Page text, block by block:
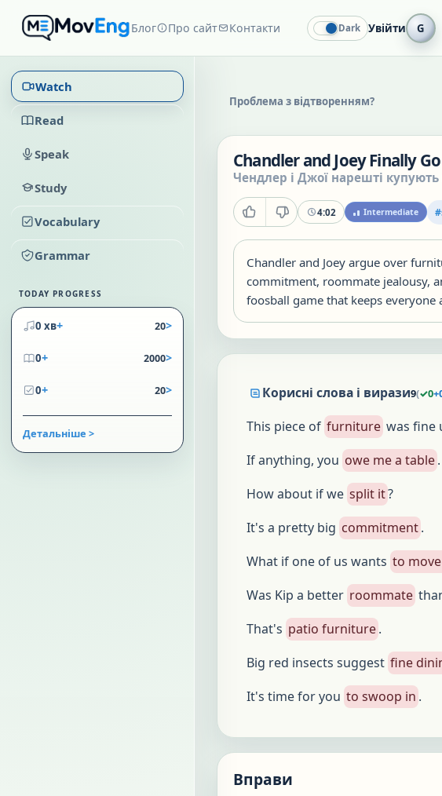
Блог Про сайт Контакти Dark Увійти G
Watch
Read
Speak
Study
Vocabulary
Grammar
TODAY PROGRESS
0 хв+ 20>
0+ 2000>
0+ 20>
Детальніше >
Проблема з відтворенням?
Chandler and Joey Finally
Чендлер і Джої нарешті купують
4:02 Intermediate #
Chandler and Joey argue over
commitment, roommate jealousy,
foosball game that keeps everyone
Корисні слова і вирази9(✓0+
This piece of furniture was fine
If anything, you owe me a table.
How about if we split it?
It's a pretty big commitment.
What if one of us wants to
Was Kip a better roommate
That's patio furniture.
Big red insects suggest fine
It's time for you to swoop in .
Вправи